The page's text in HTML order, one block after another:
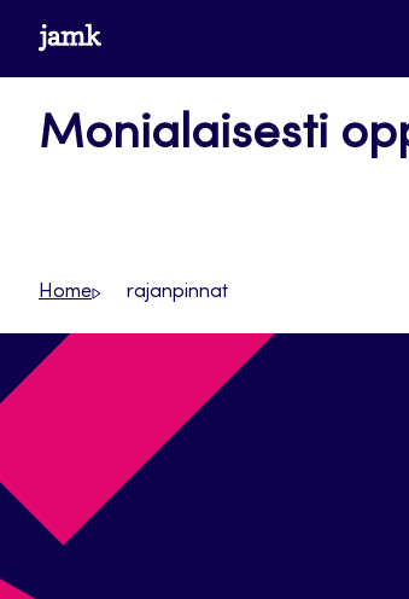
Siirrywww.jamk.fi
Monialaisesti
Home rajanpinnat